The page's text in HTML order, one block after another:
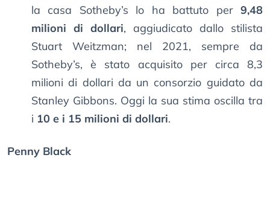
la casa Sotheby’s lo ha battuto per 9,48
milioni di dollari, aggiudicato dallo stilista
Stuart Weitzman; nel 2021, sempre da
Sotheby’s, è stato acquisito per circa 8,3
milioni di dollari da un consorzio guidato da
Stanley Gibbons. Oggi la sua stima oscilla tra
i 10 e i 15 milioni di dollari.
Penny Black